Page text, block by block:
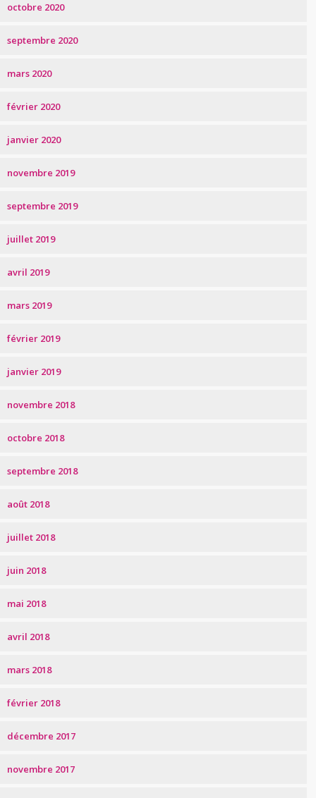
octobre 2020
septembre 2020
mars 2020
février 2020
janvier 2020
novembre 2019
septembre 2019
juillet 2019
avril 2019
mars 2019
février 2019
janvier 2019
novembre 2018
octobre 2018
septembre 2018
août 2018
juillet 2018
juin 2018
mai 2018
avril 2018
mars 2018
février 2018
décembre 2017
novembre 2017